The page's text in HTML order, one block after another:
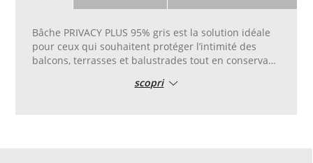
Bâche PRIVACY PLUS 95% gris est la solution idéale
pour ceux qui souhaitent protéger l’intimité des
balcons, terrasses et balustrades tout en conservant
Grâce à la protection visuelle de 95%, cette toile
scopri